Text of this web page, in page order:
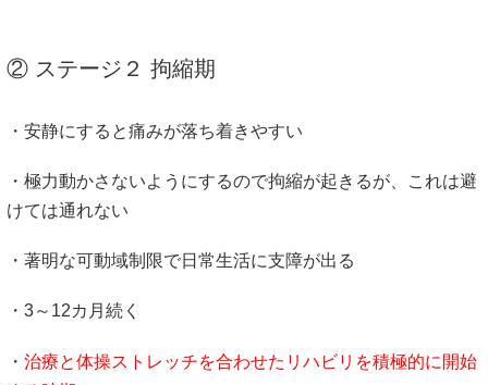
② ステージ２ 拘縮期
・安静にすると痛みが落ち着きやすい
・極力動かさないようにするので拘縮が起きるが、これは避
けては通れない
・著明な可動域制限で日常生活に支障が出る
・3～12カ月続く
・ 治療と体操ストレッチを合わせたリハビリを積極的に開始